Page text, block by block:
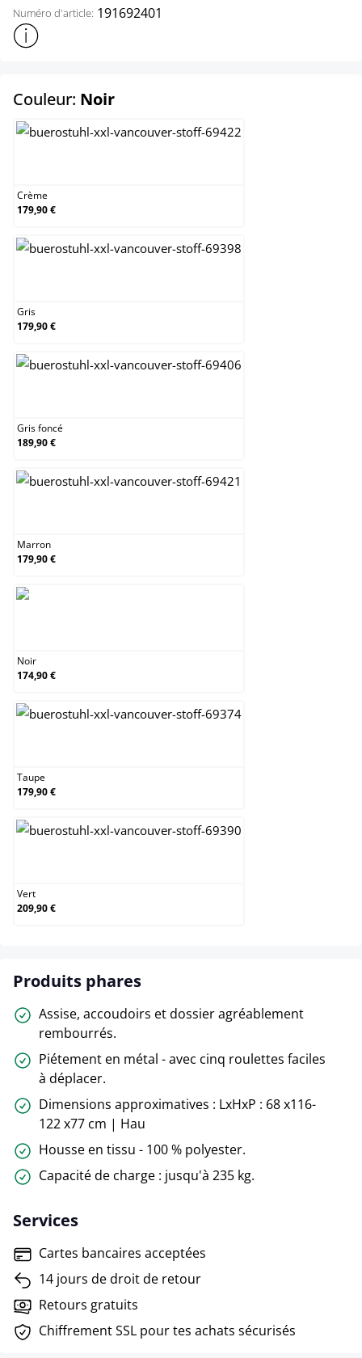
Numéro d'article: 191692401
Afficher plus d'informations sur le produit
Couleur: Noirselect
Crème
179,90 €
Gris
179,90 €
Gris foncé
189,90 €
Marron
179,90 €
Noir
174,90 €
Taupe
179,90 €
Vert
209,90 €
Produits phares
Assise, accoudoirs et dossier agréablement
rembourrés.
Piétement en métal - avec cinq roulettes faciles
à déplacer.
Dimensions approximatives : LxHxP : 68 x116-
122 x77 cm | Hau
Housse en tissu - 100 % polyester.
Capacité de charge : jusqu'à 235 kg.
Services
Cartes bancaires acceptées
14 jours de droit de retour
Retours gratuits
Chiffrement SSL pour tes achats sécurisés